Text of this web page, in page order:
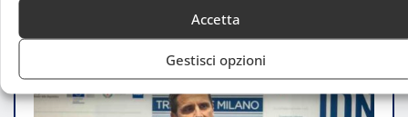
Accetta
Gestisci opzioni